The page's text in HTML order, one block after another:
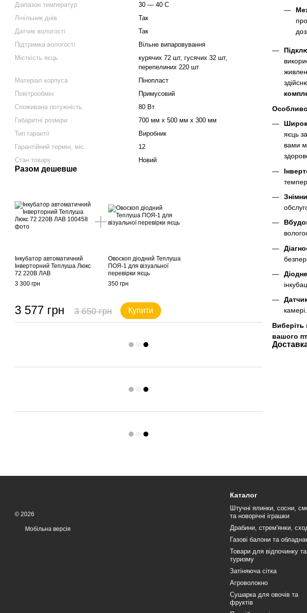
Діапазон температур
30 — 40 С
Лічільник днів
Так
Датчик вологості
Так
Підтримка вологості
Вільне випаровування
Місткість яєць
курячих 72 шт, гусячих 32 шт,
перепелиних 220 шт
Матеріал корпуса
Пінопласт
Повітрообмін
Примусовий
Споживана потужність
80 Вт
Габаритні розміри
700 мм х 500 мм х 300 мм
Тип гарантії
Виробник
Гарантійний термін, міс.
12
Стан товару
Новий
Разом дешевше
Інкубатор автоматичний
Інверторний Теплуша Люкс
72 220В ЛАВ
3 300 грн
Овоскоп діодний Теплуша
ПОЯ-1 для візуальної
перевірки яєць
350 грн
3 577 грн 3 650 грн Купити
яєць
вами
камері.
Виберіть
вашого
© 2026
Мобільна версія
Каталог
Штучні ялинки, сосни,
та новорічні іграшки
Драбини, стрем'янки,
Газові балони та
Товари для відпочинку та
туризму
Затіняюча сітка
Агроволокно
Сушарка для овочів та
фруктів